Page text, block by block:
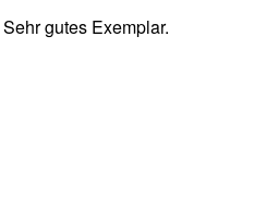
gutes Exemplar.